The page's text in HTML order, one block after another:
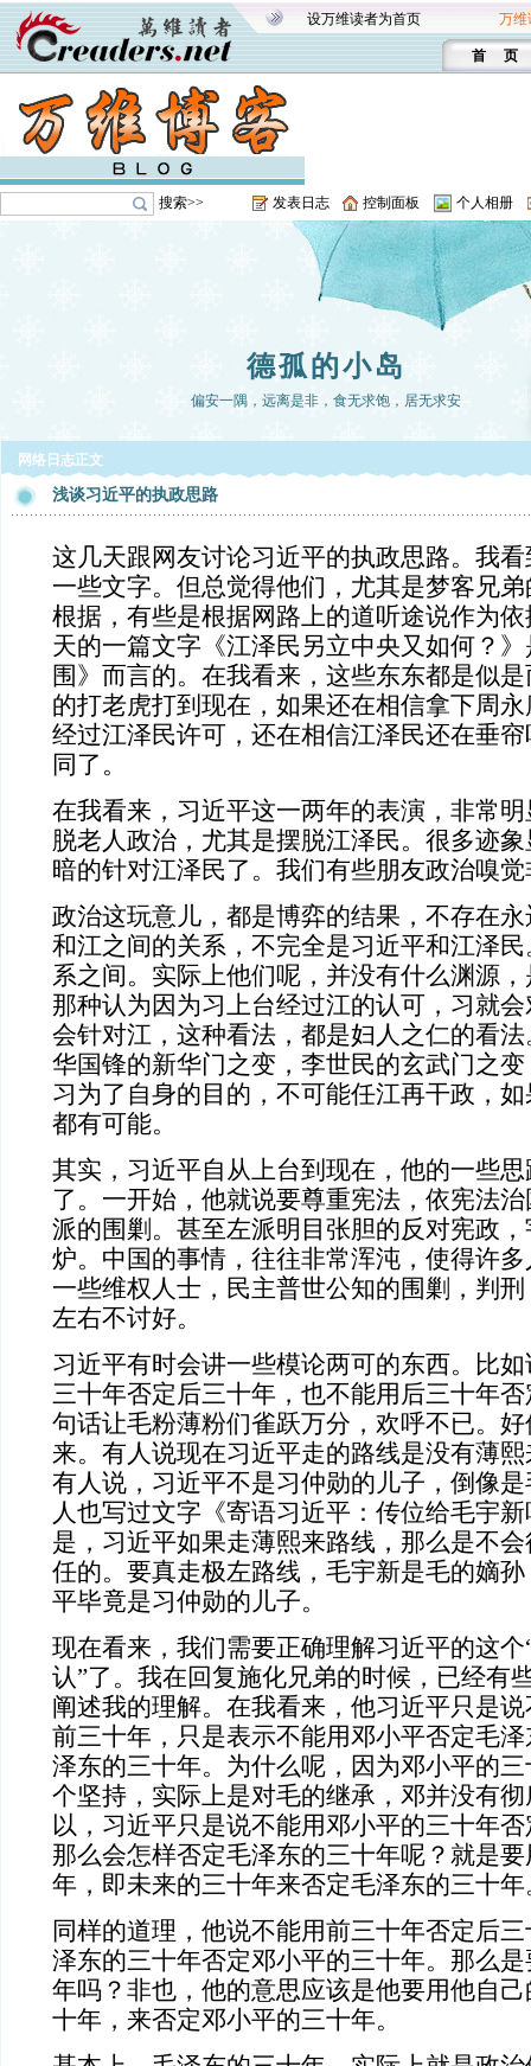
设万维读者为首页 万维
首 页
搜索>> 发表日志 控制面板 个人相册
德孤的小岛
偏安一隅，远离是非，食无求饱，居无求安
网络日志正文
浅谈习近平的执政思路
这几天跟网友讨论习近平的执政思路。我
一些文字。但总觉得他们，尤其是梦客兄
根据，有些是根据网路上的道听途说作为
天的一篇文字《江泽民另立中央又如何？
围》而言的。在我看来，这些东东都是似
的打老虎打到现在，如果还在相信拿下周
经过江泽民许可，还在相信江泽民还在垂
同了。
在我看来，习近平这一两年的表演，非常
脱老人政治，尤其是摆脱江泽民。很多迹
暗的针对江泽民了。我们有些朋友政治嗅
政治这玩意儿，都是博弈的结果，不存在
和江之间的关系，不完全是习近平和江泽
系之间。实际上他们呢，并没有什么渊源
那种认为因为习上台经过江的认可，习就
会针对江，这种看法，都是妇人之仁的看
华国锋的新华门之变，李世民的玄武门之
习为了自身的目的，不可能任江再干政，
都有可能。
其实，习近平自从上台到现在，他的一些
了。一开始，他就说要尊重宪法，依宪法
派的围剿。甚至左派明目张胆的反对宪政
炉。中国的事情，往往非常浑沌，使得许
一些维权人士，民主普世公知的围剿，判
左右不讨好。
习近平有时会讲一些模论两可的东西。比
三十年否定后三十年，也不能用后三十年
句话让毛粉薄粉们雀跃万分，欢呼不已。
来。有人说现在习近平走的路线是没有薄
有人说，习近平不是习仲勋的儿子，倒像
人也写过文字《寄语习近平：传位给毛宇
是，习近平如果走薄熙来路线，那么是不
任的。要真走极左路线，毛宇新是毛的嫡
平毕竟是习仲勋的儿子。
现在看来，我们需要正确理解习近平的这个
认”了。我在回复施化兄弟的时候，已经有
阐述我的理解。在我看来，他习近平只是
前三十年，只是表示不能用邓小平否定毛
泽东的三十年。为什么呢，因为邓小平的
个坚持，实际上是对毛的继承，邓并没有
以，习近平只是说不能用邓小平的三十年
那么会怎样否定毛泽东的三十年呢？就是
年，即未来的三十年来否定毛泽东的三十年
同样的道理，他说不能用前三十年否定后
泽东的三十年否定邓小平的三十年。那么
年吗？非也，他的意思应该是他要用他自
十年，来否定邓小平的三十年。